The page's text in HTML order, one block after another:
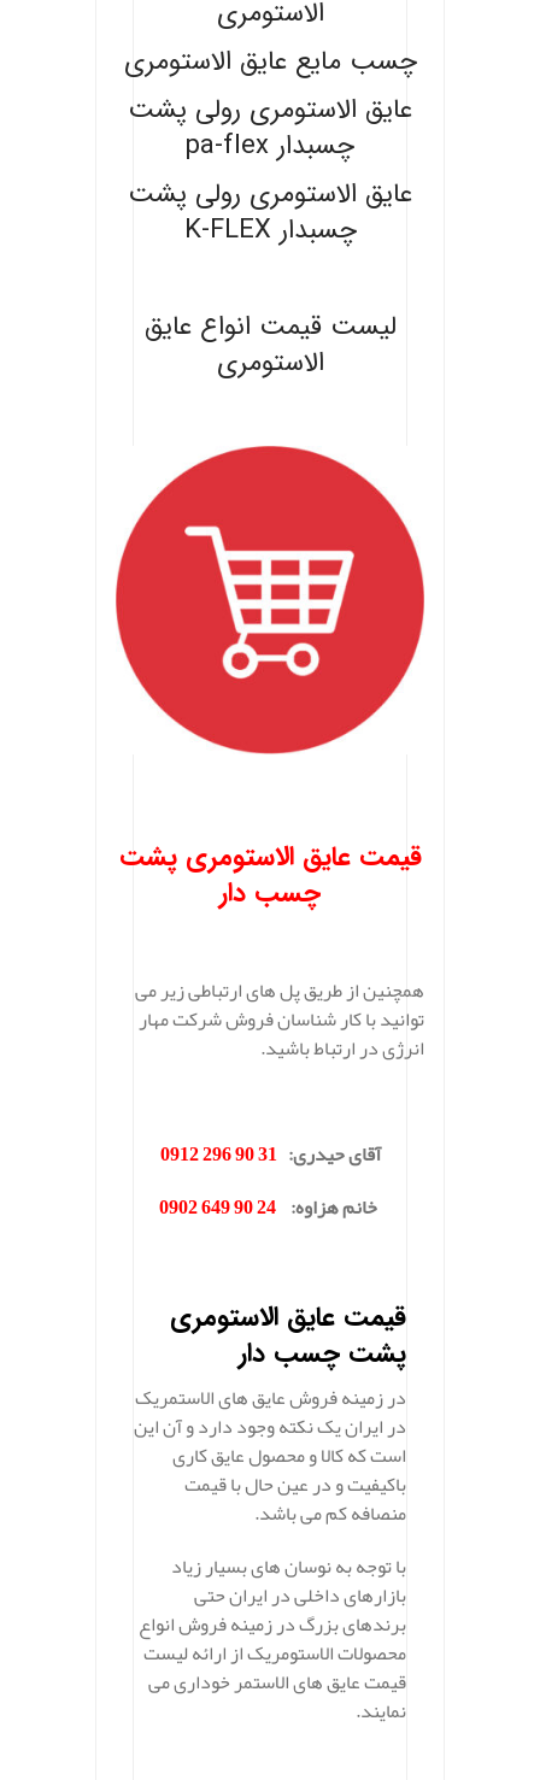
الاستومری
چسب مایع عایق الاستومری
عایق الاستومری رولی پشت
چسبدار pa-flex
عایق الاستومری رولی پشت
چسبدار K-FLEX
لیست قیمت انواع عایق
الاستومری
قیمت عایق الاستومری پشت
چسب دار
همچنین از طریق پل های ارتباطی زیر می
توانید با کار شناسان فروش شرکت مهار
انرژی در ارتباط باشید.
آقای حیدری:31 90 296 0912
خانم هزاوه: 24 90 649 0902
قیمت عایق الاستومری
پشت چسب دار
در زمینه فروش عایق های الاستمریک
در ایران یک نکته وجود دارد و آن این
است که کالا و محصول عایق کاری
باکیفیت و در عین حال با قیمت
منصافه کم می باشد.
با توجه به نوسان های بسیار زیاد
بازارهای داخلی در ایران حتی
برندهای بزرگ در زمینه فروش انواع
محصولات الاستومریک از ارائه لیست
قیمت عایق های الاستمر خوداری می
نمایند.